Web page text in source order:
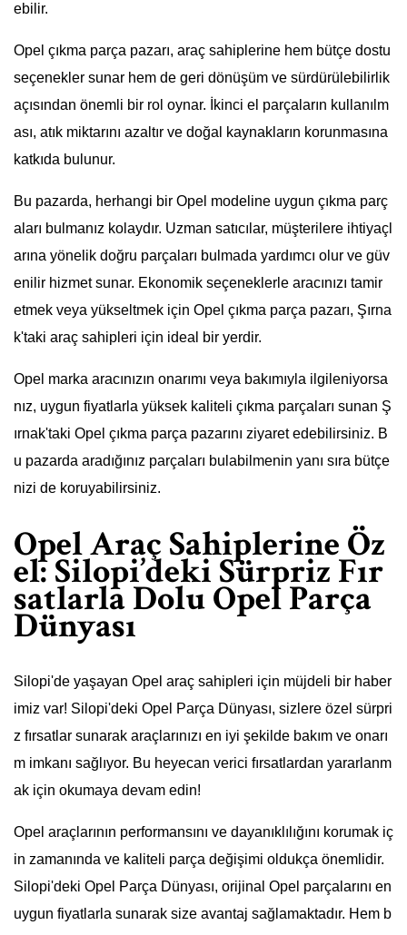
ebilir.
Opel çıkma parça pazarı, araç sahiplerine hem bütçe dostu
seçenekler sunar hem de geri dönüşüm ve sürdürülebilirlik
açısından önemli bir rol oynar. İkinci el parçaların kullanılm
ası, atık miktarını azaltır ve doğal kaynakların korunmasına
katkıda bulunur.
Bu pazarda, herhangi bir Opel modeline uygun çıkma parç
aları bulmanız kolaydır. Uzman satıcılar, müşterilere ihtiyaçl
arına yönelik doğru parçaları bulmada yardımcı olur ve güv
enilir hizmet sunar. Ekonomik seçeneklerle aracınızı tamir
etmek veya yükseltmek için Opel çıkma parça pazarı, Şırna
k'taki araç sahipleri için ideal bir yerdir.
Opel marka aracınızın onarımı veya bakımıyla ilgileniyorsa
nız, uygun fiyatlarla yüksek kaliteli çıkma parçaları sunan Ş
ırnak'taki Opel çıkma parça pazarını ziyaret edebilirsiniz. B
u pazarda aradığınız parçaları bulabilmenin yanı sıra bütçe
nizi de koruyabilirsiniz.
Opel Araç Sahiplerine Öz
el: Silopi’deki Sürpriz Fır
satlarla Dolu Opel Parça
Dünyası
Silopi'de yaşayan Opel araç sahipleri için müjdeli bir haber
imiz var! Silopi'deki Opel Parça Dünyası, sizlere özel sürpri
z fırsatlar sunarak araçlarınızı en iyi şekilde bakım ve onarı
m imkanı sağlıyor. Bu heyecan verici fırsatlardan yararlanm
ak için okumaya devam edin!
Opel araçlarının performansını ve dayanıklılığını korumak iç
in zamanında ve kaliteli parça değişimi oldukça önemlidir.
Silopi'deki Opel Parça Dünyası, orijinal Opel parçalarını en
uygun fiyatlarla sunarak size avantaj sağlamaktadır. Hem b